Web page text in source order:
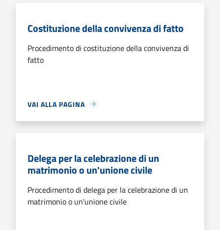
Costituzione della convivenza di fatto
Procedimento di costituzione della convivenza di
fatto
VAI ALLA PAGINA
Delega per la celebrazione di un
matrimonio o un'unione civile
Procedimento di delega per la celebrazione di un
matrimonio o un'unione civile